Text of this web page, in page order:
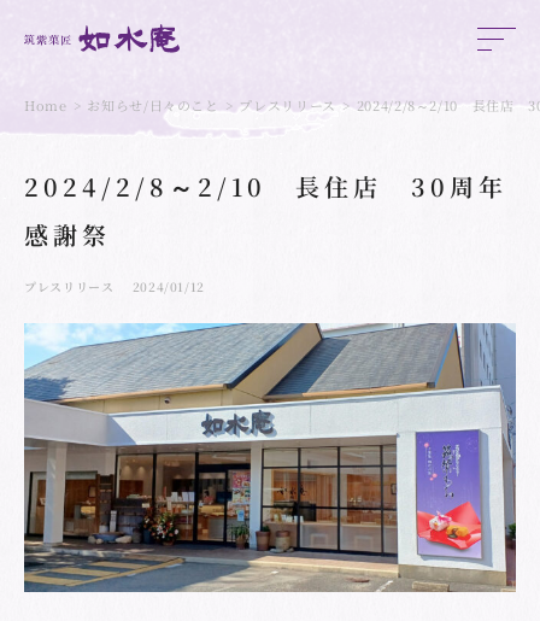
Home お知らせ/日々のこと プレスリリース 2024/2/8～2/10 長住店
2024/2/8～2/10 長住店 30周年
感謝祭
プレスリリース 2024/01/12